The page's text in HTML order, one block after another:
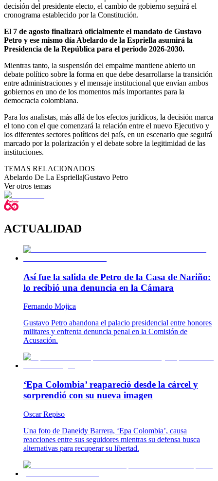
decisión del presidente electo, el cambio de gobierno seguirá el
cronograma establecido por la Constitución.
El 7 de agosto finalizará oficialmente el mandato de Gustavo
Petro y ese mismo día Abelardo de la Espriella asumirá la
Presidencia de la República para el periodo 2026-2030.
Mientras tanto, la suspensión del empalme mantiene abierto un
debate político sobre la forma en que debe desarrollarse la transición
entre administraciones y el mensaje institucional que envían ambos
gobiernos en uno de los momentos más importantes para la
democracia colombiana.
Para los analistas, más allá de los efectos jurídicos, la decisión marca
el tono con el que comenzará la relación entre el nuevo Ejecutivo y
los diferentes sectores políticos del país, en un escenario que seguirá
marcado por la polarización y el debate sobre la legitimidad de las
instituciones.
TEMAS RELACIONADOS
Abelardo De La Espriella|Gustavo Petro
Ver otros temas
ACTUALIDAD
Así fue la salida de Petro de la Casa de Nariño:
lo recibió una denuncia en la Cámara
Fernando Mojica
Gustavo Petro abandona el palacio presidencial entre honores
militares y enfrenta denuncia penal en la Comisión de
Acusación.
‘Epa Colombia’ reapareció desde la cárcel y
sorprendió con su nueva imagen
Oscar Repiso
Una foto de Daneidy Barrera, ‘Epa Colombia’, causa
reacciones entre sus seguidores mientras su defensa busca
alternativas para recuperar su libertad.